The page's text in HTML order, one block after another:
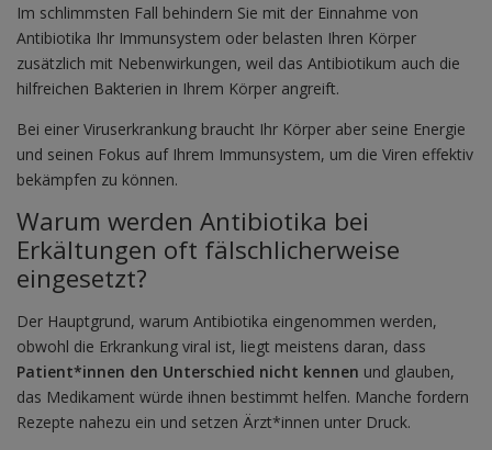
Im schlimmsten Fall behindern Sie mit der Einnahme von
Antibiotika Ihr Immunsystem oder belasten Ihren Körper
zusätzlich mit Nebenwirkungen, weil das Antibiotikum auch die
hilfreichen Bakterien in Ihrem Körper angreift.
Bei einer Viruserkrankung braucht Ihr Körper aber seine Energie
und seinen Fokus auf Ihrem Immunsystem, um die Viren effektiv
bekämpfen zu können.
Warum werden Antibiotika bei
Erkältungen oft fälschlicherweise
eingesetzt?
Der Hauptgrund, warum Antibiotika eingenommen werden,
obwohl die Erkrankung viral ist, liegt meistens daran, dass
Patient*innen den Unterschied nicht kennen und glauben,
das Medikament würde ihnen bestimmt helfen. Manche fordern
Rezepte nahezu ein und setzen Ärzt*innen unter Druck.